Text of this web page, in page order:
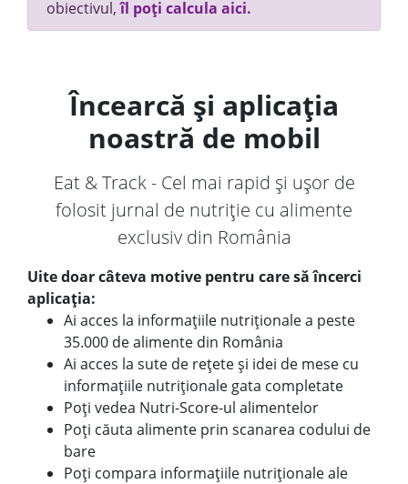
obiectivul,îl poți calcula aici.
Încearcă și aplicația
noastră de mobil
Eat & Track - Cel mai rapid și ușor de
folosit jurnal de nutriție cu alimente
exclusiv din România
Uite doar câteva motive pentru care să încerci
aplicația:
Ai acces la informațiile nutriționale a peste
35.000 de alimente din România
Ai acces la sute de rețete și idei de mese cu
informațiile nutriționale gata completate
Poți vedea Nutri-Score-ul alimentelor
Poți căuta alimente prin scanarea codului de
bare
Poți compara informațiile nutriționale ale